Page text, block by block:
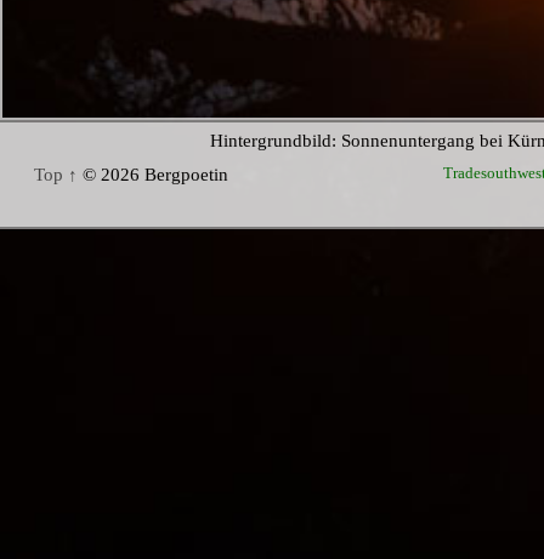
Hintergrundbild: Sonnenuntergang bei
Top ↑ © 2026 Bergpoetin